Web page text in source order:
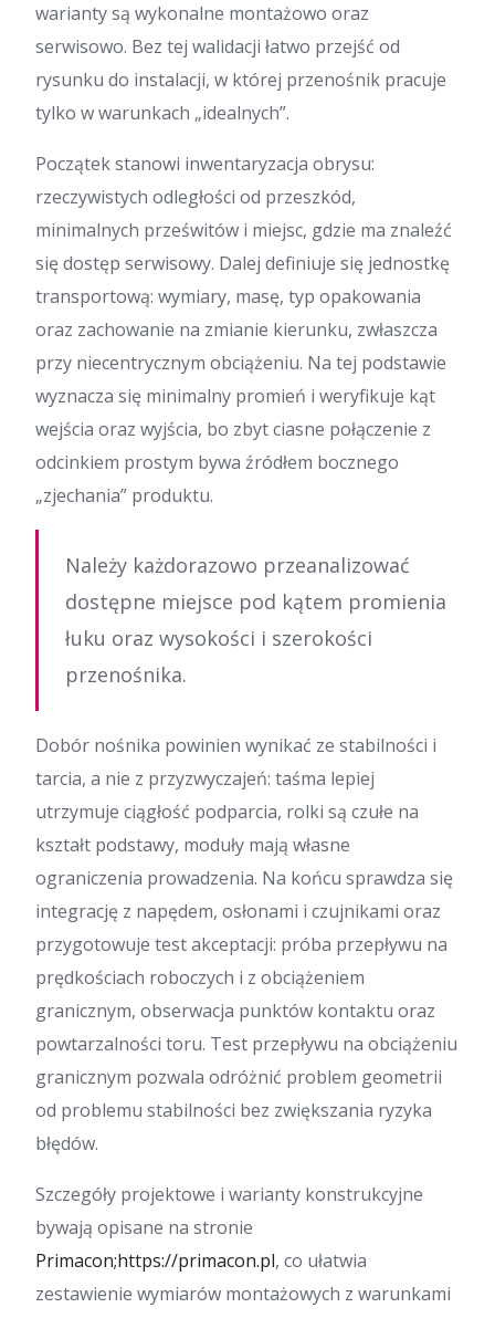
warianty są wykonalne montażowo oraz
serwisowo. Bez tej walidacji łatwo przejść od
rysunku do instalacji, w której przenośnik pracuje
tylko w warunkach „idealnych”.
Początek stanowi inwentaryzacja obrysu:
rzeczywistych odległości od przeszkód,
minimalnych prześwitów i miejsc, gdzie ma znaleźć
się dostęp serwisowy. Dalej definiuje się jednostkę
transportową: wymiary, masę, typ opakowania
oraz zachowanie na zmianie kierunku, zwłaszcza
przy niecentrycznym obciążeniu. Na tej podstawie
wyznacza się minimalny promień i weryfikuje kąt
wejścia oraz wyjścia, bo zbyt ciasne połączenie z
odcinkiem prostym bywa źródłem bocznego
„zjechania” produktu.
Należy każdorazowo przeanalizować
dostępne miejsce pod kątem promienia
łuku oraz wysokości i szerokości
przenośnika.
Dobór nośnika powinien wynikać ze stabilności i
tarcia, a nie z przyzwyczajeń: taśma lepiej
utrzymuje ciągłość podparcia, rolki są czułe na
kształt podstawy, moduły mają własne
ograniczenia prowadzenia. Na końcu sprawdza się
integrację z napędem, osłonami i czujnikami oraz
przygotowuje test akceptacji: próba przepływu na
prędkościach roboczych i z obciążeniem
granicznym, obserwacja punktów kontaktu oraz
powtarzalności toru. Test przepływu na obciążeniu
granicznym pozwala odróżnić problem geometrii
od problemu stabilności bez zwiększania ryzyka
błędów.
Szczegóły projektowe i warianty konstrukcyjne
bywają opisane na stronie
Primacon;https://primacon.pl, co ułatwia
zestawienie wymiarów montażowych z warunkami